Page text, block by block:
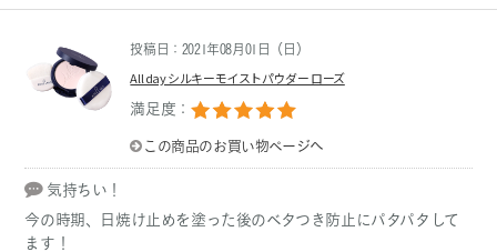
投稿日：2021年08月01日（日）
All day シルキーモイストパウダー ローズ
満足度：
この商品のお買い物ページへ
気持ちい！
今の時期、日焼け止めを塗った後のベタつき防止にパタパタして
ます！